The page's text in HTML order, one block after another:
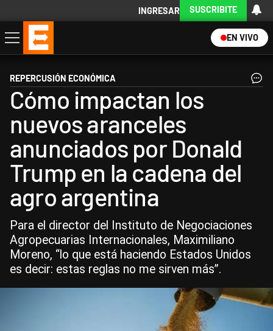
INGRESAR SUSCRIBITE
EN VIVO
Economía
Política
Internacional
Actualidad
Descargá la App
REPERCUSIÓN ECONÓMICA
Cómo impactan los
nuevos aranceles
anunciados por Donald
Trump en la cadena del
agro argentina
Para el director del Instituto de Negociaciones
Agropecuarias Internacionales, Maximiliano
Moreno, “lo que está haciendo Estados Unidos
es decir: estas reglas no me sirven más”.